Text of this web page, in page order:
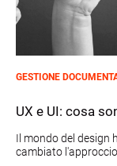
GESTIONE
UX e UI: cosa
Il mondo del design
cambiato l'approccio